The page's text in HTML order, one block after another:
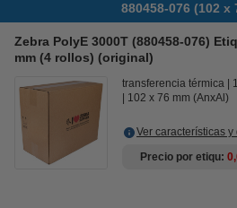
880458-076 (102 x
Zebra PolyE 3000T (880458-076)
mm (4 rollos) (original)
transferencia térmica
102 x 76 mm (AnxAl)
Ver características
Precio por etiqu